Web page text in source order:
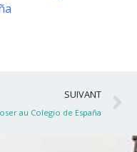
SUIVANT
au Colegio de España